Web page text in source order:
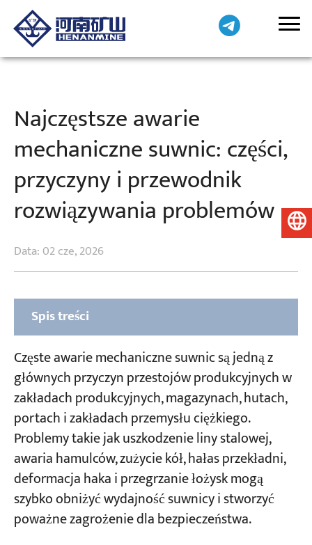
Najczęstsze awarie
mechaniczne suwnic: części,
przyczyny i przewodnik
rozwiązywania problemów
Data: 02 cze, 2026
Spis treści
poszczególnych podzespołów suwnicy
Część 2: Typowe awarie mechaniczne suwnic
w systemach i zespołach
Jak zapobiegać częstym awariom
mechanicznym suwnic
Wymiana czy naprawa: Przewodnik po
decyzjach dotyczących podzespołów dźwigu
Częste awarie mechaniczne suwnic są jedną z
głównych przyczyn przestojów produkcyjnych w
zakładach produkcyjnych, magazynach, hutach,
portach i zakładach przemysłu ciężkiego.
Problemy takie jak uszkodzenie liny stalowej,
awaria hamulców, zużycie kół, hałas przekładni,
deformacja haka i przegrzanie łożysk mogą
szybko obniżyć wydajność suwnicy i stworzyć
poważne zagrożenie dla bezpieczeństwa.
Polski